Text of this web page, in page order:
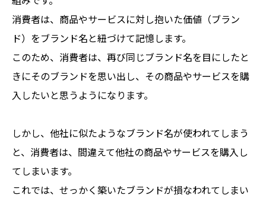
消費者は、商品やサービスに対し抱いた価値（ブラン
ド）をブランド名と紐づけて記憶します。
このため、消費者は、再び同じブランド名を目にしたと
きにそのブランドを思い出し、その商品やサービスを購
入したいと思うようになります。
しかし、他社に似たようなブランド名が使われてしまう
と、消費者は、間違えて他社の商品やサービスを購入し
てしまいます。
これでは、せっかく築いたブランドが損なわれてしまい